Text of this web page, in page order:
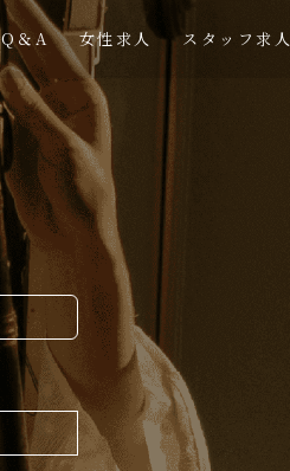
Q＆A 女性求人 スタッフ求人